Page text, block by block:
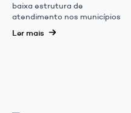
baixa estrutura de
atendimento nos municípios
Ler mais